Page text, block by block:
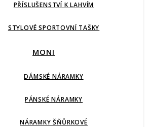
PŘÍSLUŠENSTVÍ K LAHVÍM
STYLOVÉ SPORTOVNÍ TAŠKY
MONI
DÁMSKÉ NÁRAMKY
PÁNSKÉ NÁRAMKY
NÁRAMKY ŠŇŮRKOVÉ